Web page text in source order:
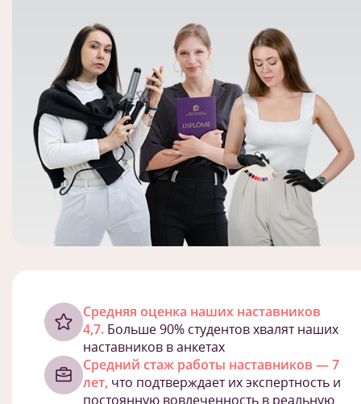
Cредняя оценка наших наставников
4,7. Больше 90% студентов хвалят наших
наставников в анкетах
Средний стаж работы наставников — 7
лет, что подтверждает их экспертность и
постоянную вовлеченность в реальную